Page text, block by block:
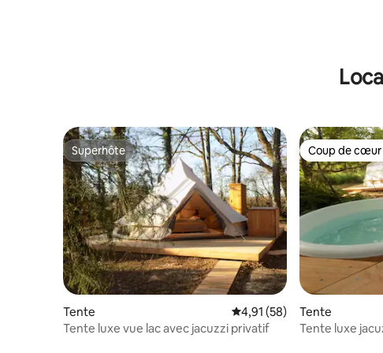
Superhôte
Superhôte
Tente Évaluation moyenne sur la
4,91 (58)
Tente luxe vue lac avec jacuzzi privatif
Coup de cœur
Coup de cœur
Tente
Tente luxe